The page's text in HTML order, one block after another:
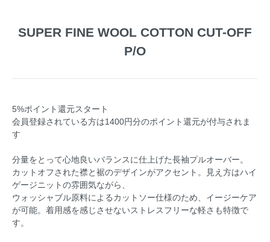
SUPER FINE WOOL COTTON CUT-OFF
P/O
5%ポイント還元スタート
会員登録されている方は1400円分のポイント還元が付与されま
す
分量をとって⼼地良いバランスに仕上げた⻑袖プルオーバー。
カットオフされた襟と裾のデザインがアクセント。⾒え⽅はハイ
ゲージニットの雰囲気ながら、
ウォッシャブル原料によるカットソー仕様のため、イージーケア
が可能。着⽤感を感じさせないストレスフリーな軽さも特徴で
す。